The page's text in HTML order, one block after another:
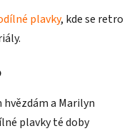
plavky, kde se retro
a Marilyn
plavky té doby